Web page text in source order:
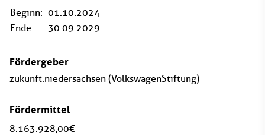
Beginn: 01.10.2024
Ende:
30.09.2029
Fördergeber
zukunft.niedersachsen (VolkswagenStiftung)
Fördermittel
8.163.928,00 €